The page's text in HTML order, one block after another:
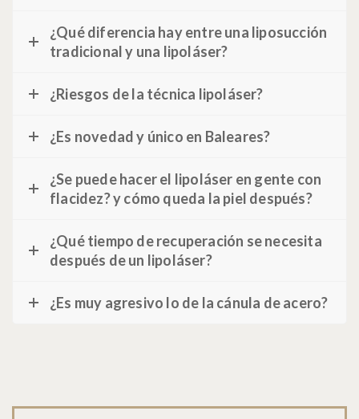
¿Qué diferencia hay entre una liposucción
tradicional y una lipoláser?
¿Riesgos de la técnica lipoláser?
¿Es novedad y único en Baleares?
¿Se puede hacer el lipoláser en gente con
flacidez? y cómo queda la piel después?
¿Qué tiempo de recuperación se necesita
después de un lipoláser?
¿Es muy agresivo lo de la cánula de acero?